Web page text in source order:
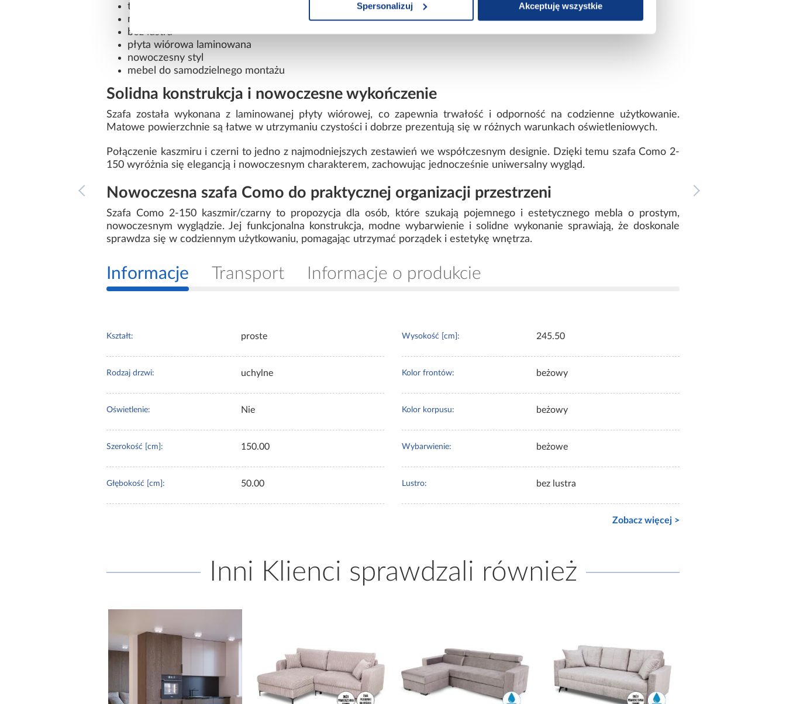
Spersonalizuj Akceptuję wszystkie
trzydrzwiowa konstrukcja
matowe wykończenie frontów i korpusu
bez lustra
płyta wiórowa laminowana
nowoczesny styl
mebel do samodzielnego montażu
Solidna konstrukcja i nowoczesne wykończenie
Szafa została wykonana z laminowanej płyty wiórowej, co zapewnia trwałość i odporność na codzienne użytkowanie.
Matowe powierzchnie są łatwe w utrzymaniu czystości i dobrze prezentują się w różnych warunkach oświetleniowych.
Połączenie kaszmiru i czerni to jedno z najmodniejszych zestawień we współczesnym designie. Dzięki temu szafa Como 2-
150 wyróżnia się elegancją i nowoczesnym charakterem, zachowując jednocześnie uniwersalny wygląd.
Nowoczesna szafa Como do praktycznej organizacji przestrzeni
Szafa Como 2-150 kaszmir/czarny to propozycja dla osób, które szukają pojemnego i estetycznego mebla o prostym,
nowoczesnym wyglądzie. Jej funkcjonalna konstrukcja, modne wybarwienie i solidne wykonanie sprawiają, że doskonale
sprawdza się w codziennym użytkowaniu, pomagając utrzymać porządek i estetykę wnętrza.
Informacje Transport Informacje o produkcie
Kształt: proste
Rodzaj drzwi: uchylne
Oświetlenie: Nie
Szerokość [cm]: 150.00
Głębokość [cm]: 50.00
Wysokość [cm]: 245.50
Kolor frontów: beżowy
Kolor korpusu: beżowy
Wybarwienie: beżowe
Lustro: bez lustra
Zobacz więcej >
Inni Klienci sprawdzali również